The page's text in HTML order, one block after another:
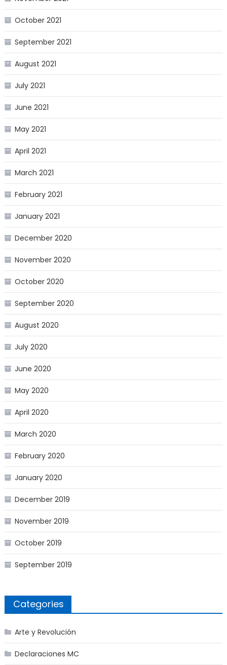
October 2021
September 2021
August 2021
July 2021
June 2021
May 2021
April 2021
March 2021
February 2021
January 2021
December 2020
November 2020
October 2020
September 2020
August 2020
July 2020
June 2020
May 2020
April 2020
March 2020
February 2020
January 2020
December 2019
November 2019
October 2019
September 2019
Categories
Arte y Revolución
Declaraciones MC